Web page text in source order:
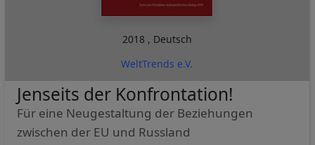
2018 , Deutsch
WeltTrends e.V.
Jenseits der Konfrontation!
Für eine Neugestaltung der Beziehungen
zwischen der EU und Russland